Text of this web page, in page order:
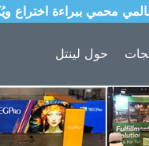
حول لينتل